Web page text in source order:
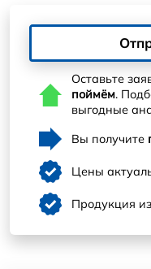
Оставьте
поймём.
выгодные
Вы получите
Цены
Продукция